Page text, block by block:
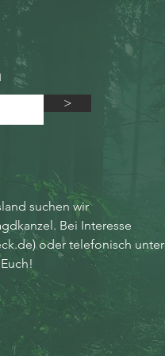
>
suchen wir
Bei Interesse
) oder telefonisch unter